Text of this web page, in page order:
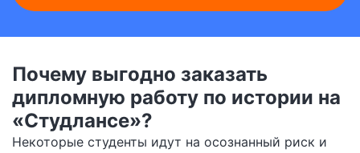
Почему выгодно заказать
дипломную работу по истории на
«Студлансе»?
Некоторые студенты идут на осознанный риск и